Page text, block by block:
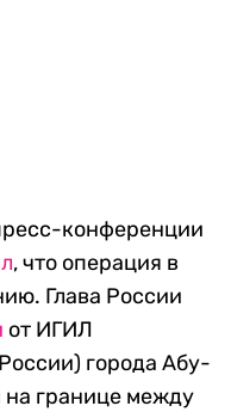
конференции
, что операция в
Глава России
от ИГИЛ
города Абу-
на границе между